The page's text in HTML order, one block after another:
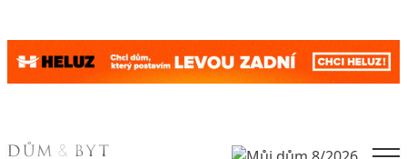
Skip to content